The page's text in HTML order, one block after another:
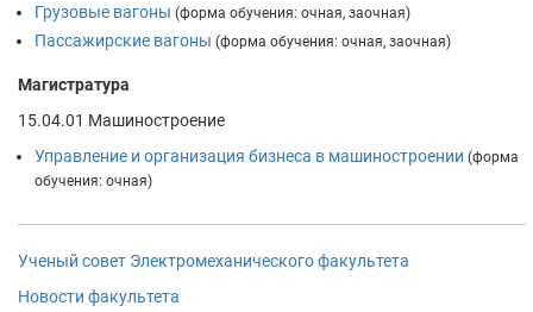
Грузовые вагоны (форма обучения: очная, заочная)
Пассажирские вагоны (форма обучения: очная, заочная)
Магистратура
15.04.01 Машиностроение
Управление и организация бизнеса в машиностроении (форма
обучения: очная)
Ученый совет Электромеханического факультета
Новости факультета